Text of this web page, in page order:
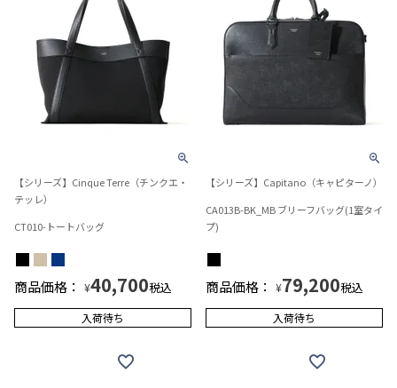
【シリーズ】Cinque Terre（チンクエ・
テッレ）
CT010-トートバッグ
商品価格： ¥40,700税込
入荷待ち
【シリーズ】Capitano（キャピターノ）
CA013B-BK_MB ブリーフバッグ(1室タイ
プ)
商品価格： ¥79,200税込
入荷待ち